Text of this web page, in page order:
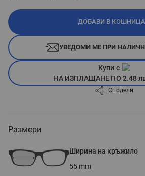
ДОБАВИ В
Купи с
НА ИЗПЛАЩАНЕ ПО 2.48
УВЕДОМИ МЕ ПРИ
Сподели
Размери
Ширина на кръжило
55 mm